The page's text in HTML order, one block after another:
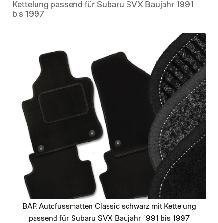
Kettelung passend für Subaru SVX Baujahr 1991
bis 1997
images
gallery
BÄR Autofussmatten Classic schwarz mit Kettelung
passend für Subaru SVX Baujahr 1991 bis 1997